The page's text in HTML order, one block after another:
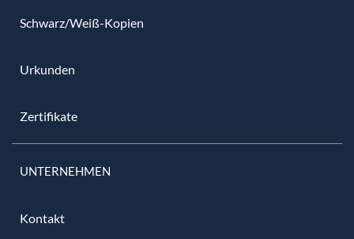
Schwarz/Weiß-Kopien
Urkunden
Zertifikate
UNTERNEHMEN
Kontakt